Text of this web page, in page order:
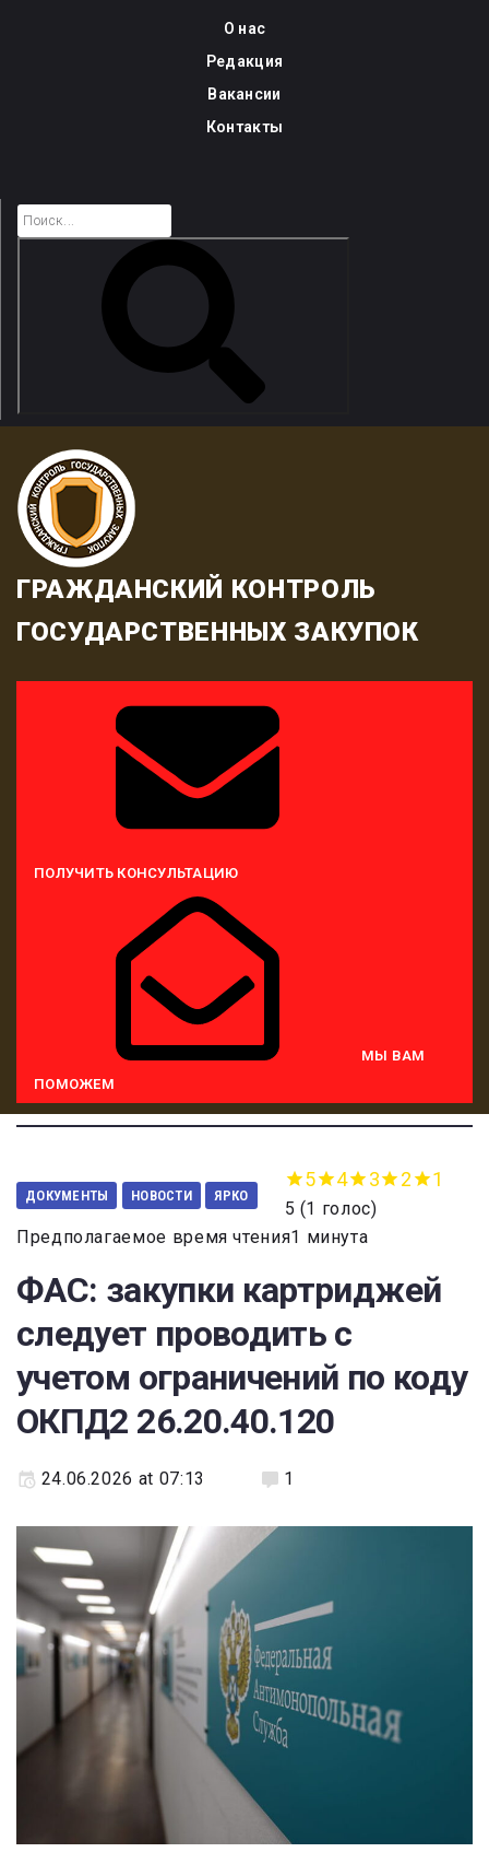
О нас
Редакция
Вакансии
Контакты
ГРАЖДАНСКИЙ КОНТРОЛЬ
ГОСУДАРСТВЕННЫХ ЗАКУПОК
ПОЛУЧИТЬ КОНСУЛЬТАЦИЮ
МЫ ВАМ
ПОМОЖЕМ
ДОКУМЕНТЫ НОВОСТИ ЯРКО
5 4 3 2 1
5 (1 голос)
Предполагаемое время чтения1 минута
ФАС: закупки картриджей
следует проводить с
учетом ограничений по коду
ОКПД2 26.20.40.120
24.06.2026 at 07:13 1